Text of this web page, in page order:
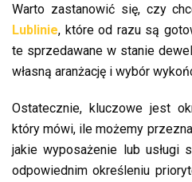
Warto zastanowić się, czy
Lublinie, które od razu są
te sprzedawane w stanie
własną aranżację i wybór
Ostatecznie, kluczowe jest
który mówi, ile możemy
jakie wyposażenie lub usługi
odpowiednim określeniu